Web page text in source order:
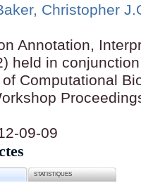
Christopher
Annotation,
held in
Computational
09-09
STATISTIQUES